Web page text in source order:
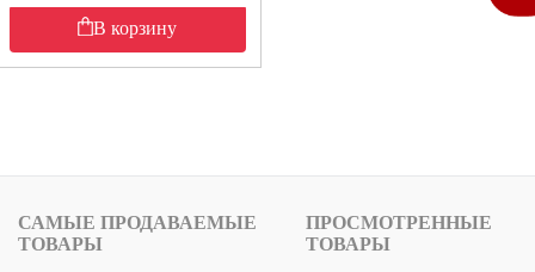
В корзину
САМЫЕ ПРОДАВАЕМЫЕ
ТОВАРЫ
ПРОСМОТРЕННЫЕ
ТОВАРЫ